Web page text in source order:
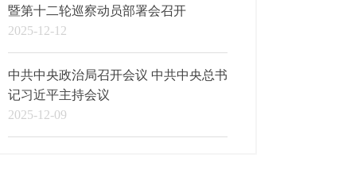
暨第十二轮巡察动员部署会召开
2025-12-12
中共中央政治局召开会议 中共中央总书
记习近平主持会议
2025-12-09